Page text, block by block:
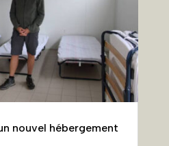
nouvel hébergement